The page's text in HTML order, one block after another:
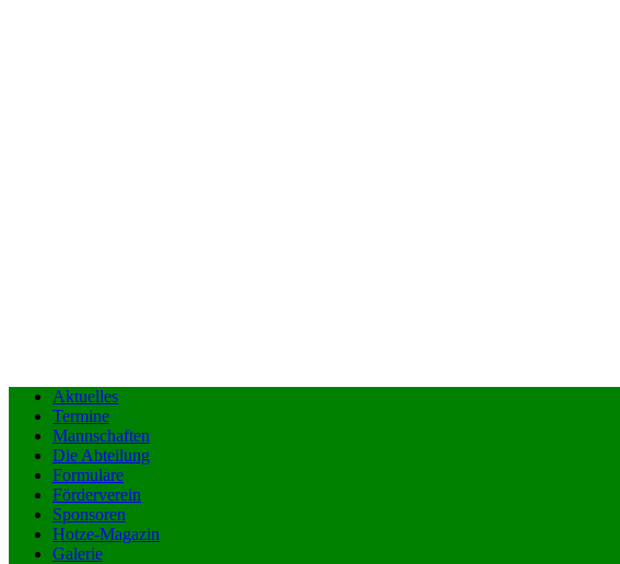
Aktuelles
Termine
Mannschaften
Die Abteilung
Formulare
Förderverein
Sponsoren
Hotze-Magazin
Galerie